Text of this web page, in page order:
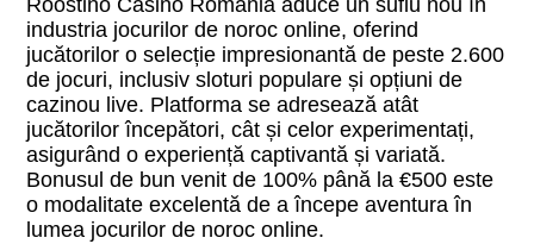
Roostino Casino România aduce un suflu nou în
industria jocurilor de noroc online, oferind
jucătorilor o selecție impresionantă de peste 2.600
de jocuri, inclusiv sloturi populare și opțiuni de
cazinou live. Platforma se adresează atât
jucătorilor începători, cât și celor experimentați,
asigurând o experiență captivantă și variată.
Bonusul de bun venit de 100% până la €500 este
o modalitate excelentă de a începe aventura în
lumea jocurilor de noroc online.